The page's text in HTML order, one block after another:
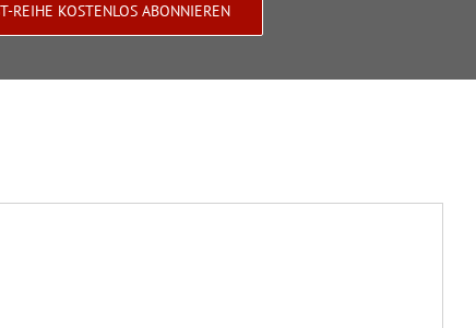
REIHE KOSTENLOS ABONNIEREN